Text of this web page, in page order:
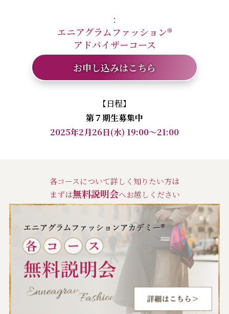
:
エニアグラムファッション®︎
アドバイザーコース
お申し込みはこちら
【日程】
第７期生募集中
2025年2月26日(水) 19:00〜21:00
各コースについて詳しく知りたい方は
まずは無料説明会へお越しください